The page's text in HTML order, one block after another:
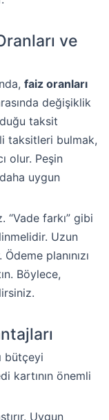
ve
faiz oranları
değişiklik
taksit
taksitleri bulmak,
olur. Peşin
uygun
“Vade farkı” gibi
Uzun
planınızı
Böylece,
bütçeyi
kartının önemli
Uygun